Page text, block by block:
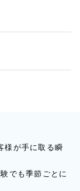
様が手に取る瞬
でも季節ごとに